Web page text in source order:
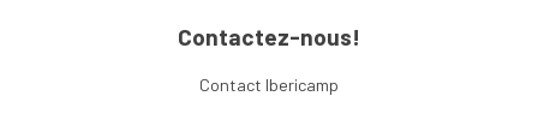
Contactez-nous!
Contact Ibericamp